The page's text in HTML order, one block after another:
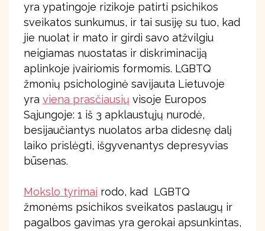
yra ypatingoje rizikoje patirti psichikos
sveikatos sunkumus, ir tai susiję su tuo, kad
jie nuolat ir mato ir girdi savo atžvilgiu
neigiamas nuostatas ir diskriminaciją
aplinkoje įvairiomis formomis. LGBTQ
žmonių psichologinė savijauta Lietuvoje
yra viena prasčiausių visoje Europos
Sąjungoje: 1 iš 3 apklaustųjų nurodė,
besijaučiantys nuolatos arba didesnę dalį
laiko prislėgti, išgyvenantys depresyvias
būsenas.
Mokslo tyrimai rodo, kad LGBTQ
žmonėms psichikos sveikatos paslaugų ir
pagalbos gavimas yra gerokai apsunkintas,